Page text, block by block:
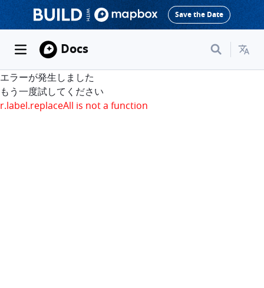
Save the Date
Docs
エラーが発生しました
もう一度試してください
r.label.replaceAll is not a function